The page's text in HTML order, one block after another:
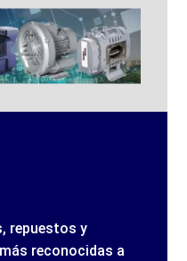
repuestos y
reconocidas a